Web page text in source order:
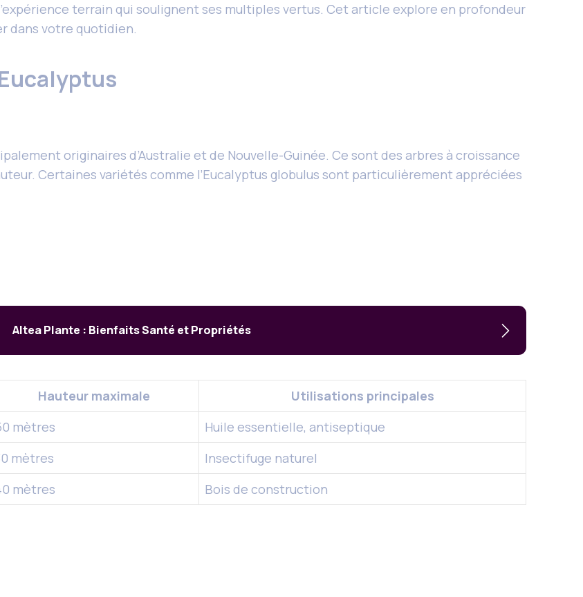
terrain qui soulignent ses multiples vertus. Cet article explore en profondeur
dans votre quotidien.
originaires d’Australie et de Nouvelle-Guinée. Ce sont des arbres à croissance
Certaines variétés comme l’Eucalyptus globulus sont particulièrement appréciées
Altea Plante : Bienfaits Santé et Propriétés
Hauteur maximale
Utilisations principales
mètres
Huile essentielle, antiseptique
mètres
Insectifuge naturel
mètres Bois de construction